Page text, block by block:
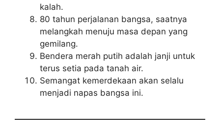
kalah.
80 tahun perjalanan bangsa, saatnya
melangkah menuju masa depan yang
gemilang.
Bendera merah putih adalah janji untuk
terus setia pada tanah air.
Semangat kemerdekaan akan selalu
menjadi napas bangsa ini.